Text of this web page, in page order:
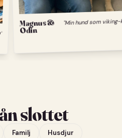
Magnus &
Odin
slottet
Familj Husdjur